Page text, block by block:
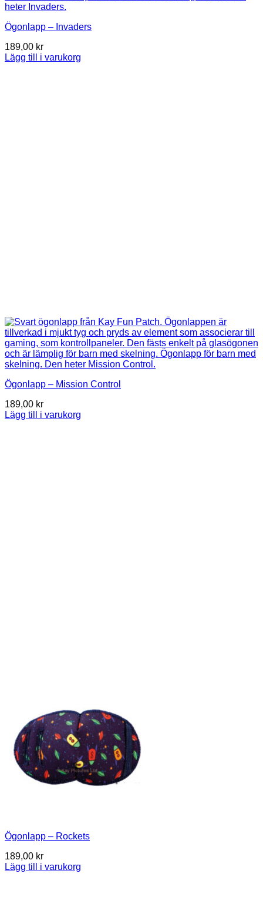
Ögonlapp – Invaders
189,00 kr
Lägg till i varukorg
Ögonlapp – Mission Control
189,00 kr
Lägg till i varukorg
Ögonlapp – Rockets
189,00 kr
Lägg till i varukorg